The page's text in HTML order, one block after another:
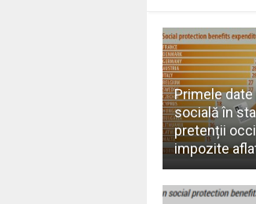
Primele
socială în
pretenții
impozite